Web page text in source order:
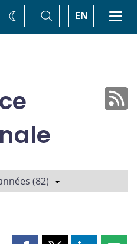
EN
Basculer
la
recherche
Changez
de
(82)